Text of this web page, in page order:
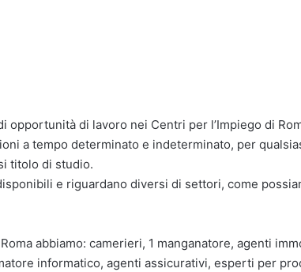
opportunità di lavoro nei Centri per l’Impiego di
a tempo determinato e indeterminato, per
titolo di studio.
e riguardano diversi di settori, come
abbiamo: camerieri, 1 manganatore, agenti
informatico, agenti assicurativi, esperti per